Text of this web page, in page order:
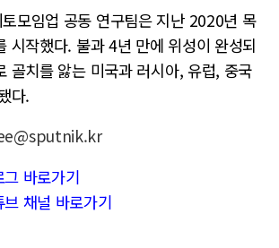
모임업 공동 연구팀은 지난 2020년 목
시작했다. 불과 4년 만에 위성이 완성되
골치를 앓는 미국과 러시아, 유럽, 중국
다.
바로가기
채널 바로가기